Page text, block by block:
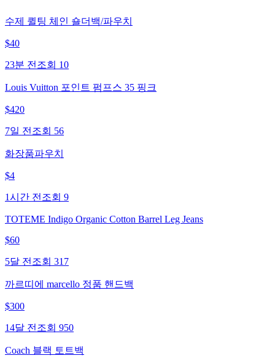
수제 퀼팅 체인 숄더백/파우치
$40
23분 전 조회 10
Louis Vuitton 포인트 펌프스 35 핑크
$420
7일 전 조회 56
화장품파우치
$4
1시간 전 조회 9
TOTEME Indigo Organic Cotton Barrel Leg Jeans
$60
5달 전 조회 317
까르띠에 marcello 정품 핸드백
$300
14달 전 조회 950
Coach 블랙 토트백